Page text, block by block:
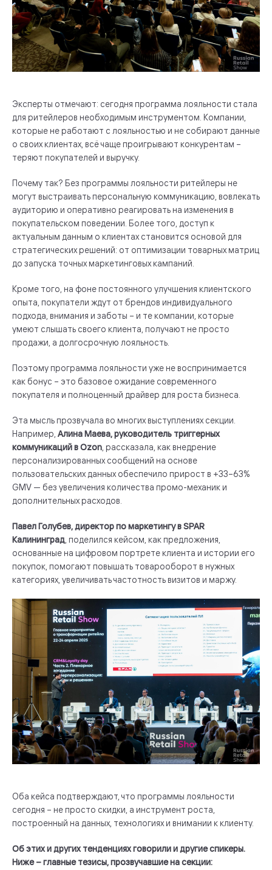
Эксперты отмечают: сегодня программа лояльности стала
для ритейлеров необходимым инструментом. Компании,
которые не работают с лояльностью и не собирают данные
о своих клиентах, всё чаще проигрывают конкурентам –
теряют покупателей и выручку.
Почему так? Без программы лояльности ритейлеры не
могут выстраивать персональную коммуникацию, вовлекать
аудиторию и оперативно реагировать на изменения в
покупательском поведении. Более того, доступ к
актуальным данным о клиентах становится основой для
стратегических решений: от оптимизации товарных матриц
до запуска точных маркетинговых кампаний.
Кроме того, на фоне постоянного улучшения клиентского
опыта, покупатели ждут от брендов индивидуального
подхода, внимания и заботы – и те компании, которые
умеют слышать своего клиента, получают не просто
продажи, а долгосрочную лояльность.
Поэтому программа лояльности уже не воспринимается
как бонус – это базовое ожидание современного
покупателя и полноценный драйвер для роста бизнеса.
Эта мысль прозвучала во многих выступлениях секции.
Например, Алина Маева, руководитель триггерных
коммуникаций в Ozon , рассказала, как внедрение
персонализированных сообщений на основе
пользовательских данных обеспечило прирост в +33–63%
GMV — без увеличения количества промо-механик и
дополнительных расходов.
Павел Голубев, директор по маркетингу в SPAR
Калининград , поделился кейсом, как предложения,
основанные на цифровом портрете клиента и истории его
покупок, помогают повышать товарооборот в нужных
категориях, увеличивать частотность визитов и маржу.
Оба кейса подтверждают, что программы лояльности
сегодня – не просто скидки, а инструмент роста,
построенный на данных, технологиях и внимании к клиенту.
Об этих и других тенденциях говорили и другие спикеры.
Ниже – главные тезисы, прозвучавшие на секции: